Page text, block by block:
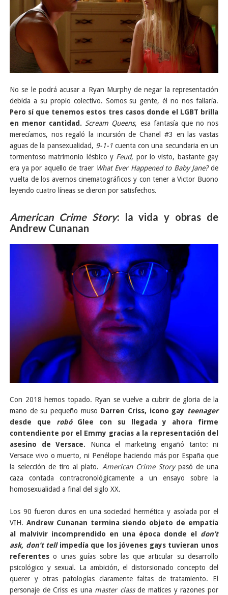
No se le podrá acusar a Ryan Murphy de negar la representación
debida a su propio colectivo. Somos su gente, él no nos fallaría.
Pero sí que tenemos estos tres casos donde el LGBT brilla
en menor cantidad. Scream Queens, esa fantasía que no nos
merecíamos, nos regaló la incursión de Chanel #3 en las vastas
aguas de la pansexualidad, 9-1-1cuenta con una secundaria en un
tormentoso matrimonio lésbico y Feud, por lo visto, bastante gay
era ya por aquello de traer What Ever Happened to Baby Jane?de
vuelta de los avernos cinematográficos y con tener a Victor Buono
leyendo cuatro líneas se dieron por satisfechos.
American Crime Story: la vida y obras de
Andrew Cunanan
Con 2018 hemos topado. Ryan se vuelve a cubrir de gloria de la
mano de su pequeño muso Darren Criss, icono gay teenager
desde que robó Glee con su llegada y ahora firme
contendiente por el Emmy gracias a la representación del
asesino de Versace. Nunca el marketing engañó tanto: ni
Versace vivo o muerto, ni Penélope haciendo más por España que
la selección de tiro al plato. American Crime Storypasó de una
caza contada contracronológicamente a un ensayo sobre la
homosexualidad a final del siglo XX.
Los 90 fueron duros en una sociedad hermética y asolada por el
VIH. Andrew Cunanan termina siendo objeto de empatía
al malvivir incomprendido en una época donde el don’t
ask, don’t tellimpedía que los jóvenes gays tuvieran unos
referentes o unas guías sobre las que articular su desarrollo
psicológico y sexual. La ambición, el distorsionado concepto del
querer y otras patologías claramente faltas de tratamiento. El
personaje de Criss es una master classde matices y razones por